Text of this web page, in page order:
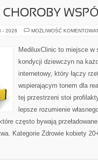
- 2026 MOŻLIWOŚĆ
MediluxClinic to miejsce
kondycji dziewczyn na
internetowy, który łączy
wspierającym tonem dla
tej przestrzeni stoi
lepsze rozumienie
często bywają
Kategorie Zdrowie kobiety